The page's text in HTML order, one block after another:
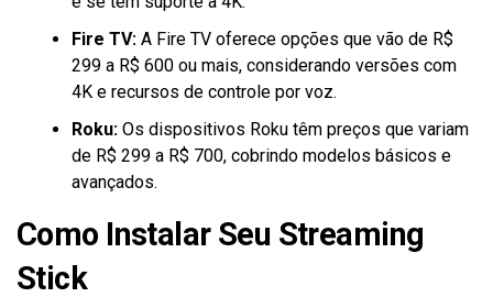
Fire TV: A Fire TV oferece opções que vão de R$
299 a R$ 600 ou mais, considerando versões com
4K e recursos de controle por voz.
Roku: Os dispositivos Roku têm preços que variam
de R$ 299 a R$ 700, cobrindo modelos básicos e
avançados.
Como Instalar Seu Streaming
Stick